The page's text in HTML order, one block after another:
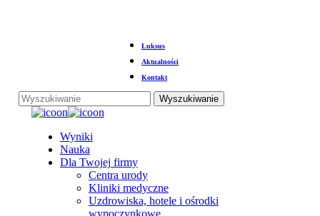
Luksus
Aktualności
Kontakt
Wyszukiwanie
Zamknij
Menu
Wyniki
Nauka
Dla Twojej firmy
Centra urody
Kliniki medyczne
Uzdrowiska, hotele i ośrodki
wypoczynkowe